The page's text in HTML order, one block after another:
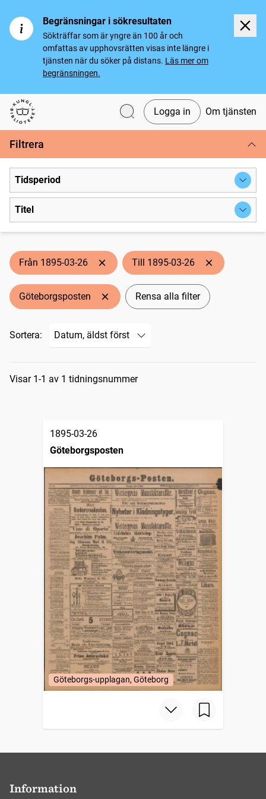
Begränsningar i sökresultaten
Sökträffar som är yngre än 100 år och
omfattas av upphovsrätten visas inte längre i
tjänsten när du söker på distans. Läs mer om
begränsningen.
Svenska tidningar
Logga in Om tjänsten
Filtrera
Tidsperiod
Titel
Från 1895-03-26 Till 1895-03-26
Göteborgsposten Rensa alla filter
Sortera:
Sökresultat
Visar 1-1 av 1 tidningsnummer
1895-03-26
Göteborgsposten
Göteborgs-upplagan, Göteborg
Information